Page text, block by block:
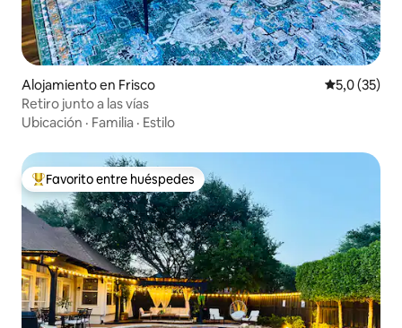
Alojamiento en Frisco Calificación
5,0 (35)
Retiro junto a las vías
Ubicación · Familia · Estilo
Favorito entre los huéspedes más destacados
Favorito entre huéspedes